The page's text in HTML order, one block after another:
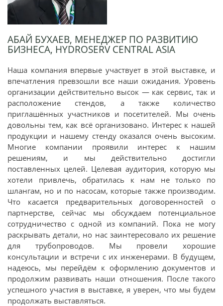
АБАЙ БУХАЕВ, МЕНЕДЖЕР ПО РАЗВИТИЮ
БИЗНЕСА, HYDROSERV CENTRAL ASIA
Наша компания впервые участвует в этой выставке, и
впечатления превзошли все наши ожидания. Уровень
организации действительно высок — как сервис, так и
расположение стендов, а также количество
приглашённых участников и посетителей. Мы очень
довольны тем, как всё организовано. Интерес к нашей
продукции и нашему стенду оказался очень высоким.
Многие компании проявили интерес к нашим
решениям, и мы действительно достигли
поставленных целей. Целевая аудитория, которую мы
хотели привлечь, обратилась к нам не только по
шлангам, но и по насосам, которые также производим.
Что касается предварительных договоренностей о
партнерстве, сейчас мы обсуждаем потенциальное
сотрудничество с одной из компаний. Пока не могу
раскрывать детали, но нас заинтересовало их решение
для трубопроводов. Мы провели хорошие
консультации и встречи с их инженерами. В будущем,
надеюсь, мы перейдём к оформлению документов и
продолжим развивать наши отношения. После такого
успешного участия в выставке, я уверен, что мы будем
продолжать выставляться.